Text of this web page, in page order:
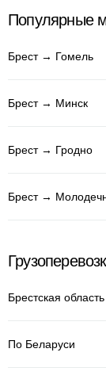
Популярные
Брест → Гомель
Брест → Минск
Брест → Гродно
Брест →
Брестская область
По Беларуси